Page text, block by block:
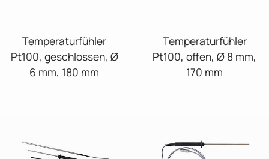
Temperaturfühler
Pt100, geschlossen, Ø
6 mm, 180 mm
Temperaturfühler
Pt100, offen, Ø 8 mm,
170 mm